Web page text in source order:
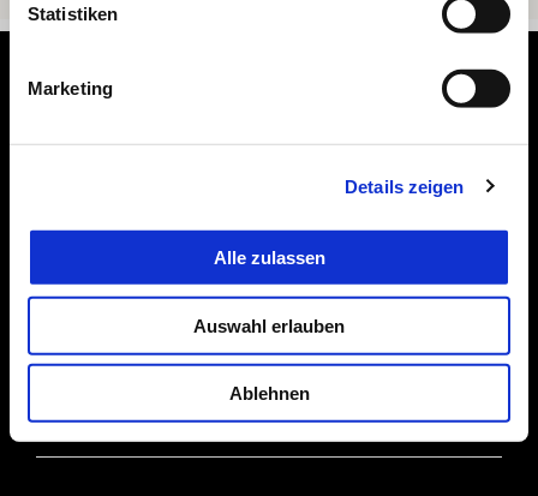
Statistiken
Marketing
Details zeigen
Alle zulassen
Auswahl erlauben
Ablehnen
DIE WELT VON APRILIA